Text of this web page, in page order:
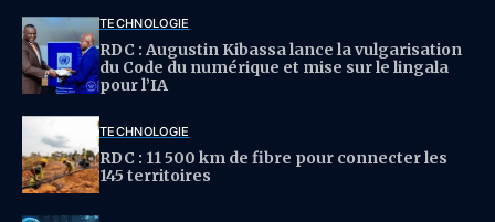
TECHNOLOGIE
RDC : Augustin Kibassa lance la vulgarisation
du Code du numérique et mise sur le lingala
pour l’IA
TECHNOLOGIE
RDC : 11 500 km de fibre pour connecter les
145 territoires